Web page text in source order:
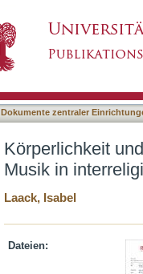
Dokumente zentraler
Körperlichkeit
Musik in
Laack, Isabel
Dateien: